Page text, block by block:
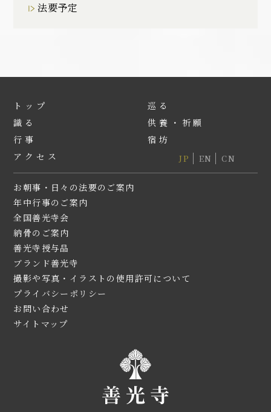
法要予定
トップ
巡る
識る
供養・祈願
行事
宿坊
アクセス
JP EN CN
お朝事・日々の法要のご案内
年中行事のご案内
全国善光寺会
納⾻のご案内
善光寺授与品
ブランド善光寺
撮影や写真・イラストの使用許可について
プライバシーポリシー
お問い合わせ
サイトマップ